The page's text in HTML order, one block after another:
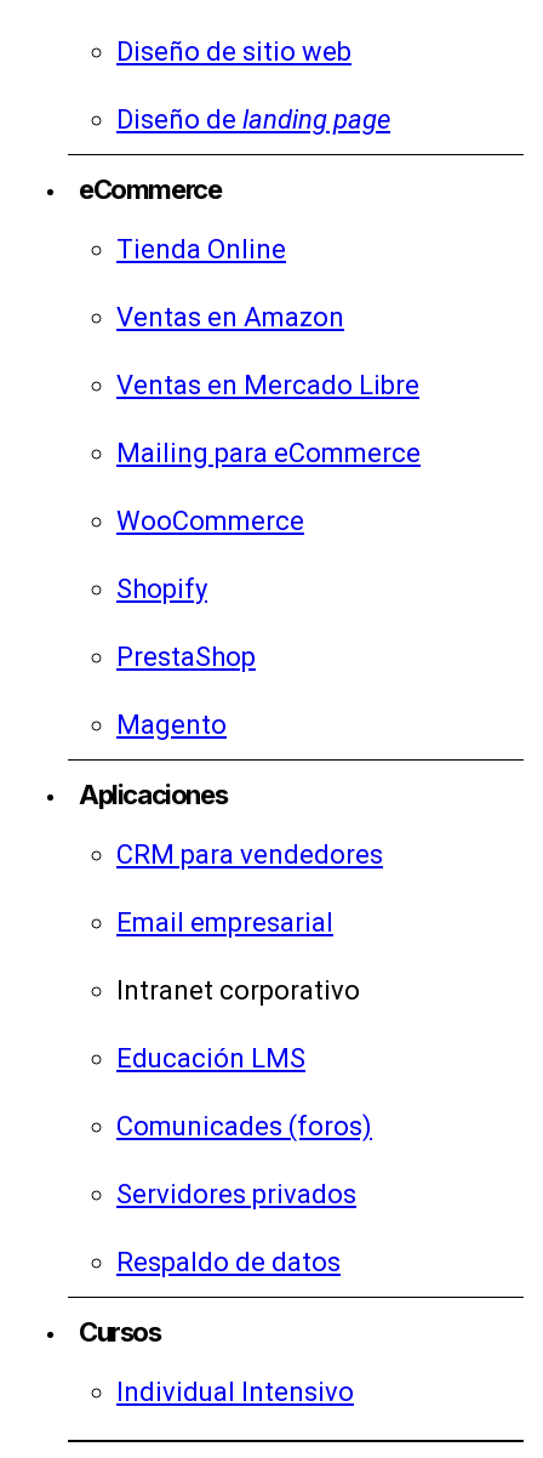
Diseño de sitio web
Diseño de landing page
eCommerce
Tienda Online
Ventas en Amazon
Ventas en Mercado Libre
Mailing para eCommerce
WooCommerce
Shopify
PrestaShop
Magento
Aplicaciones
CRM para vendedores
Email empresarial
Intranet corporativo
Educación LMS
Comunicades (foros)
Servidores privados
Respaldo de datos
Cursos
Individual Intensivo